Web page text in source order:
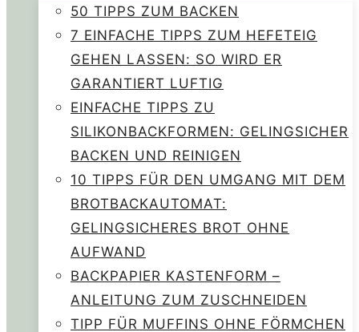
50 TIPPS ZUM BACKEN
7 EINFACHE TIPPS ZUM HEFETEIG
GEHEN LASSEN: SO WIRD ER
GARANTIERT LUFTIG
EINFACHE TIPPS ZU
SILIKONBACKFORMEN: GELINGSICHER
BACKEN UND REINIGEN
10 TIPPS FÜR DEN UMGANG MIT DEM
BROTBACKAUTOMAT:
GELINGSICHERES BROT OHNE
AUFWAND
BACKPAPIER KASTENFORM –
ANLEITUNG ZUM ZUSCHNEIDEN
TIPP FÜR MUFFINS OHNE FÖRMCHEN